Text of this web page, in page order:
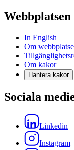
Webbplatsen
In English
Om
Om kakor
Hantera kakor
Sociala
Linkedin
Instagram